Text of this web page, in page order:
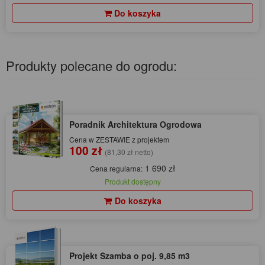
Do koszyka
Produkty polecane do ogrodu:
Poradnik Architektura Ogrodowa
Cena w ZESTAWIE z projektem
100 zł (81,30 zł netto)
Cena regularna: 1 690 zł
Produkt dostępny
Do koszyka
Projekt Szamba o poj. 9,85 m3